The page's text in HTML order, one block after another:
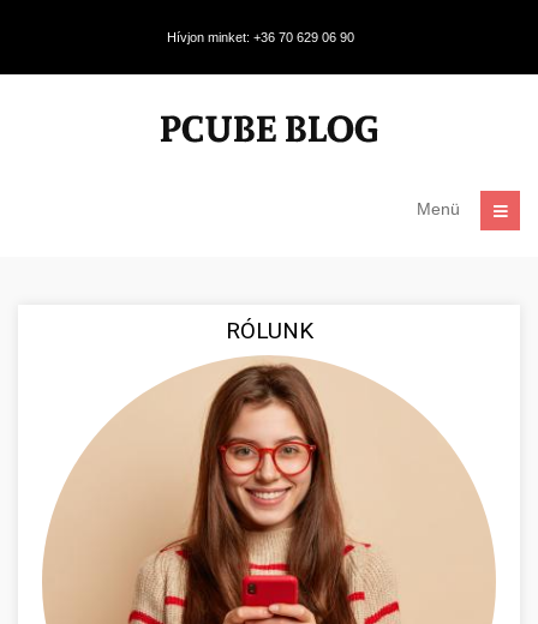
Hívjon minket: +36 70 629 06 90
Menü
RÓLUNK